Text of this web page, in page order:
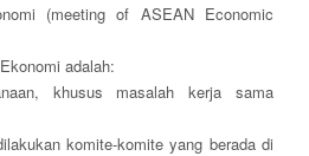
(meeting of ASEAN Economic
adalah:
khusus masalah kerja sama
komite-komite yang berada di